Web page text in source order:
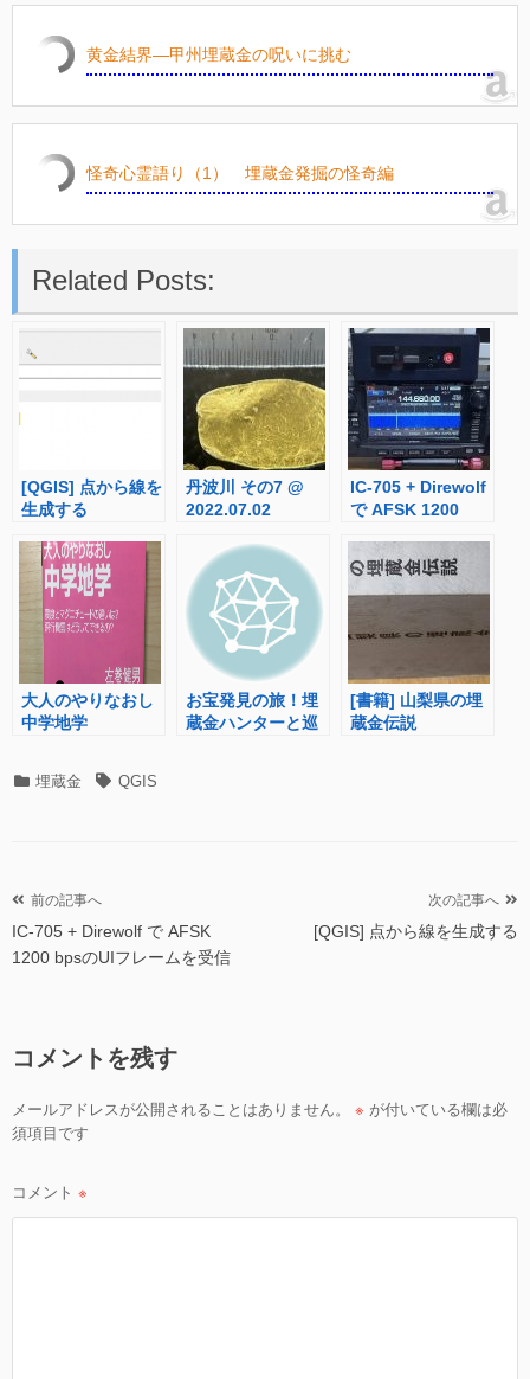
黄金結界―甲州埋蔵金の呪いに挑む
怪奇心霊語り（1） 埋蔵金発掘の怪奇編
Related Posts:
[QGIS] 点から線を
生成する
丹波川 その7 @
2022.07.02
IC-705 + Direwolf
で AFSK 1200
を受信
大人のやりなおし
中学地学
お宝発見の旅！埋
蔵金ハンターと巡
[書籍] 山梨県の埋
蔵金伝説
カ 埋蔵金
タ QGIS
投
稿
ナ
ー
シ
ョ
前の記事へ
IC-705 + Direwolf で AFSK
1200 bpsのUIフレームを受信
次の記事へ
[QGIS] 点から線を生成する
コメントを残す
メールアドレスが公開されることはありません。 ※ が付いている欄は必
須項目です
コメント ※